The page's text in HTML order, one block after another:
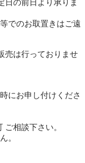
日の前日より承りま
でのお取置きはご遠
売は行っておりませ
にお申し付けくださ
ご相談下さい。
。